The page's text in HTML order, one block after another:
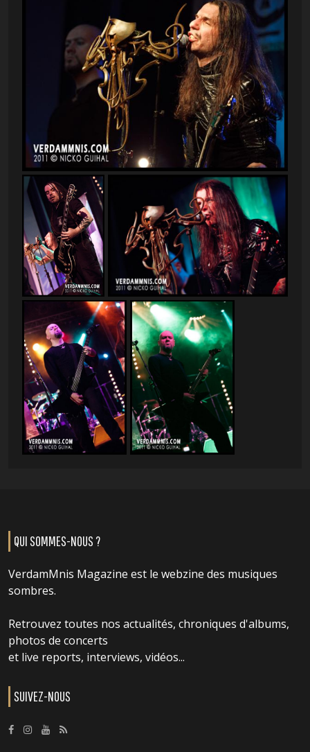
QUI SOMMES-NOUS ?
VerdamMnis Magazine est le webzine des musiques
sombres.
Retrouvez toutes nos actualités, chroniques d'albums,
photos de concerts
et live reports, interviews, vidéos...
SUIVEZ-NOUS